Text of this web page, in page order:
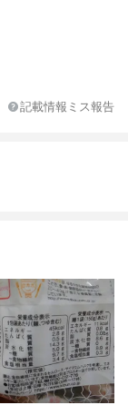
記載情報ミス報告